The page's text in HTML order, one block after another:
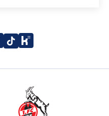
Xing TiktokKununu